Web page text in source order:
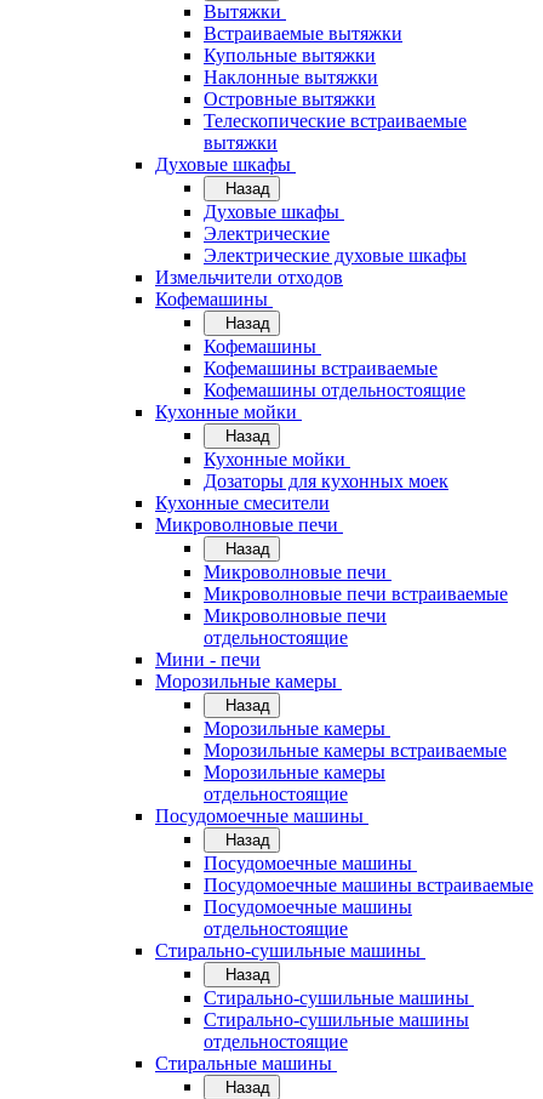
Вытяжки
Встраиваемые вытяжки
Купольные вытяжки
Наклонные вытяжки
Островные вытяжки
Телескопические встраиваемые
вытяжки
Духовые шкафы
Назад
Духовые шкафы
Электрические
Электрические духовые шкафы
Измельчители отходов
Кофемашины
Назад
Кофемашины
Кофемашины встраиваемые
Кофемашины отдельностоящие
Кухонные мойки
Назад
Кухонные мойки
Дозаторы для кухонных моек
Кухонные смесители
Микроволновые печи
Назад
Микроволновые печи
Микроволновые печи встраиваемые
Микроволновые печи
отдельностоящие
Мини - печи
Морозильные камеры
Назад
Морозильные камеры
Морозильные камеры встраиваемые
Морозильные камеры
отдельностоящие
Посудомоечные машины
Назад
Посудомоечные машины
Посудомоечные машины встраиваемые
Посудомоечные машины
отдельностоящие
Стирально-сушильные машины
Назад
Стирально-сушильные машины
Стирально-сушильные машины
отдельностоящие
Стиральные машины
Назад